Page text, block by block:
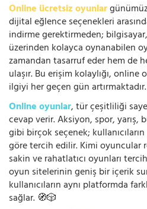
Online ücretsiz oyunlar
dijital eğlence seçenekleri
indirme gerektirmeden;
üzerinden kolayca oynanabilen
zamandan tasarruf eder hem de
ulaşır. Bu erişim kolaylığı,
ilgiyi her geçen gün
Online oyunlar, tür çeşitliliği
cevap verir. Aksiyon, spor, yarış,
gibi birçok seçenek;
göre tercih edilir. Kimi oyuncular
sakin ve rahatlatıcı oyunları
oyun sitelerinin geniş bir içerik
kullanıcıların aynı platformda
sağlar. 🧭🎲